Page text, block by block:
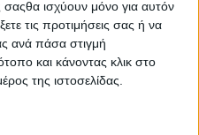
σαςθα ισχύουν μόνο για αυτόν
τις προτιμήσεις σας ή να
ανά πάσα στιγμή
και κάνοντας κλικ στο
της ιστοσελίδας.
στοιχείο θεωρείτε ότι αν
δύναται να
προοπτικές